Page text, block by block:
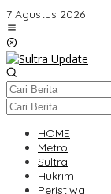
Lewati
ke
konten
7 Agustus 2026
HOME
Metro
Sultra
Hukrim
Peristiwa